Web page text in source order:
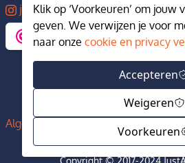
justanotherstore.nl
Algemene voorwaarden Privacy en
Copyright © 2017-2024
Klik op ‘Voorkeuren’ om jouw
geven. We verwijzen je voor
naar onze cookie en privacy
Accepteren
Weigeren
Voorkeuren